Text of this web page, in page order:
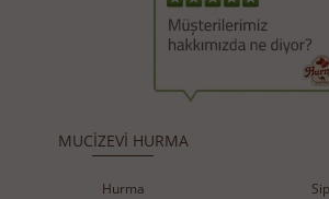
MUCİZEVİ HURMA
Hurma